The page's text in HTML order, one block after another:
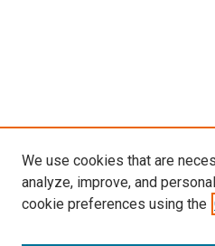
We use cookies that are
analyze, improve, and
cookie preferences using the